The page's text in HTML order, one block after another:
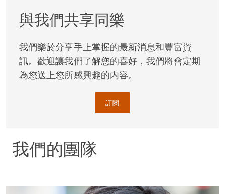
雜性，因此客戶不乏首次嘗試投資房地產的成功人士。
備受矚目的項目
全世界一些備受矚目的項目均有我們的參與，其中代理
的客戶包括耶魯大學、萬豪酒店、蘇豪大廈（Soho
House）、大奧蒙德街醫院（Great Ormond Street
Hospital）以及時尚品牌 MaxMara 等，可見我們的實力
與我們共享同樂
我們樂於分享手上掌握的最新消息和豐富資
訊。歡迎讓我們了解您的喜好，我們將會定期
為您送上您所感興趣的内容。
訂閲
我們的團隊